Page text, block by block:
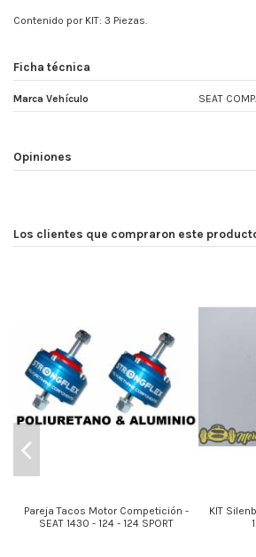
Contenido por KIT: 3 Piezas.
Ficha técnica
Marca Vehículo SEAT
Opiniones
Los clientes que compraron este
Pareja Tacos Motor Competición -
SEAT 1430 - 124 - 124 SPORT
KIT